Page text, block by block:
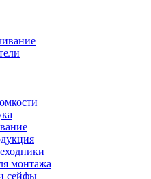
монтажа
сейфы